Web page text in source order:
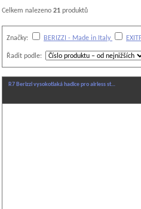
Celkem nalezeno 21 produktů
Značky: BERIZZI - Made in Italy
Řadit podle:
R7 Berizzi vysokotlaká hadice pro airless st…